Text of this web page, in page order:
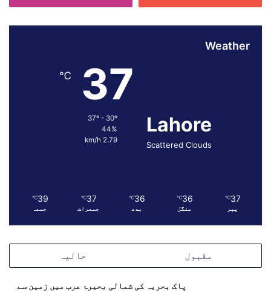
م
Weather
Lahore
Scattered Clouds
37
℃
44%
2.79 km/h
37
℃
پیر
36
℃
منگل
36
℃
بدھ
37
℃
جمعرات
39
℃
جمعہ
مقبول حالیہ
پاک بحریہ کی شمالی بحیرۂ عرب میں زمین سے